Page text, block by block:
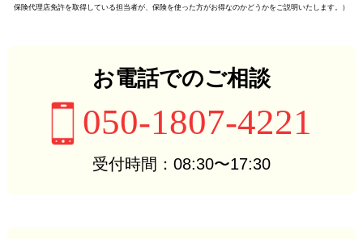
保険代理店免許を取得している担当者が、 保険を使った方がお得なのかどうかをご説明いたします。）
お電話でのご相談
050-1807-4221
受付時間：08:30〜17:30